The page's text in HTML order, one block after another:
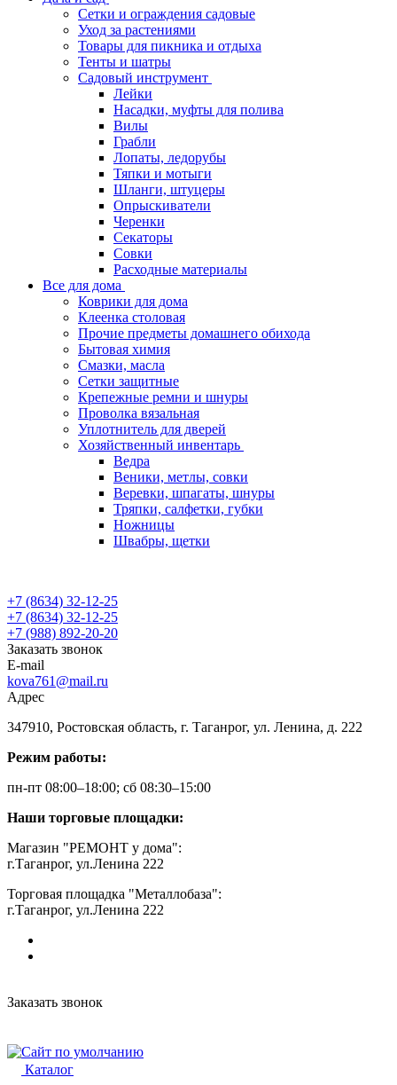
Сетки и ограждения садовые
Уход за растениями
Товары для пикника и отдыха
Тенты и шатры
Садовый инструмент
Лейки
Насадки, муфты для полива
Вилы
Грабли
Лопаты, ледорубы
Тяпки и мотыги
Шланги, штуцеры
Опрыскиватели
Черенки
Секаторы
Совки
Расходные материалы
Все для дома
Коврики для дома
Клеенка столовая
Прочие предметы домашнего обихода
Бытовая химия
Смазки, масла
Сетки защитные
Крепежные ремни и шнуры
Проволка вязальная
Уплотнитель для дверей
Хозяйственный инвентарь
Ведра
Веники, метлы, совки
Веревки, шпагаты, шнуры
Тряпки, салфетки, губки
Ножницы
Швабры, щетки
+7 (8634) 32-12-25
+7 (8634) 32-12-25
+7 (988) 892-20-20
Заказать звонок
E-mail
kova761@mail.ru
Адрес
347910, Ростовская область, г. Таганрог, ул. Ленина, д. 222
Режим работы:
пн-пт 08:00–18:00; сб 08:30–15:00
Наши торговые площадки:
Магазин "РЕМОНТ у дома":
г.Таганрог, ул.Ленина 222
Торговая площадка "Металлобаза":
г.Таганрог, ул.Ленина 222
Заказать звонок
Каталог